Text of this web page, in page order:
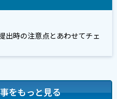
出時の注意点とあわせてチェ
をもっと見る